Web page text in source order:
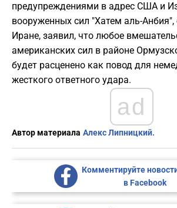
предупреждениями в адрес США и
вооруженных сил "Хатем аль-
Иране, заявил, что любое
американских сил в районе
будет расценено как повод для
жесткого ответного удара.
ad
Автор материала Алекс Липницкий.
Комментируйте
в Facebook